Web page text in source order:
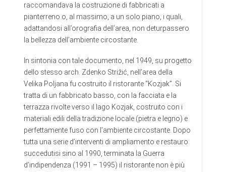
raccomandava la costruzione di fabbricati a
pianterreno o, al massimo, a un solo piano, i quali,
adattandosi all’orografia dell’area, non deturpassero
la bellezza dell’ambiente circostante.
In sintonia con tale documento, nel 1949, su progetto
dello stesso arch. Zdenko Strižić, nell’area della
Velika Poljana fu costruito il ristorante “Kozjak”. Si
tratta di un fabbricato basso, con la facciata e la
terrazza rivolte verso il lago Kozjak, costruito con i
materiali edili della tradizione locale (pietra e legno) e
perfettamente fuso con l’ambiente circostante. Dopo
tutta una serie d’interventi di ampliamento e restauro
succedutisi sino al 1990, terminata la Guerra
d’indipendenza (1991 – 1995) il ristorante non è più